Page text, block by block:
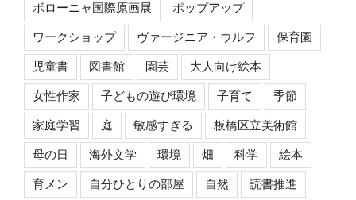
ボローニャ国際原画展 ポップアップ
ワークショップ ヴァージニア・ウルフ 保育園
児童書 図書館 園芸 大人向け絵本
女性作家 子どもの遊び環境 子育て 季節
家庭学習 庭 敏感すぎる 板橋区立美術館
母の日 海外文学 環境 畑 科学 絵本
育メン 自分ひとりの部屋 自然 読書推進